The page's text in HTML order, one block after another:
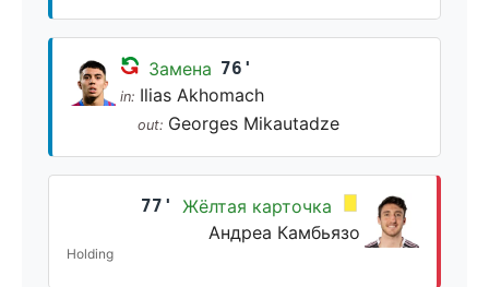
Замена 76'
in: Ilias Akhomach
out: Georges Mikautadze
77'
Жёлтая карточка
Андреа Камбьязо
Holding